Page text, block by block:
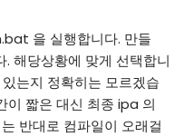
을 실행합니다. 만들
해당상황에 맞게 선택합니
는지 정확히는 모르겠습
짧은 대신 최종 ipa 의
반대로 컴파일이 오래걸